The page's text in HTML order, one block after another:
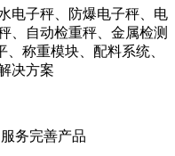
子秤、防爆电子秤、电
、自动检重秤、金属检测
称重模块、配料系统、
决方案
务完善产品